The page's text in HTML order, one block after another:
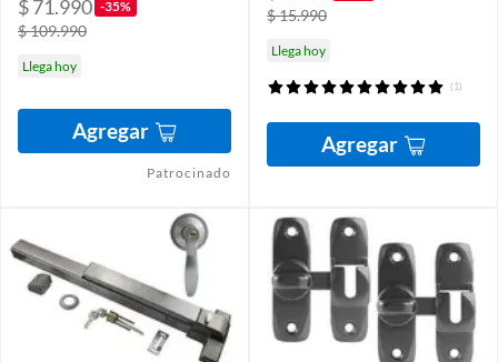
$ 71.990 -35%
$ 109.990
Llega hoy
Agregar
Patrocinado
$ 15.990
Llega hoy
(1)
Agregar